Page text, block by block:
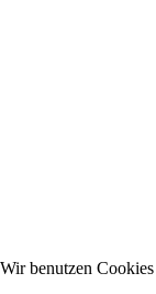
Wir benutzen Cookies